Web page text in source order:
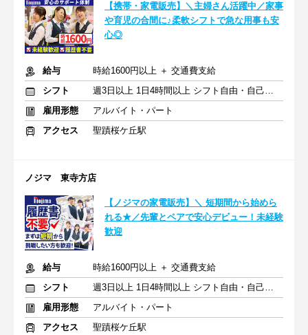
【携帯・家電販売】＼主婦さん活躍中／家事
や育児の合間に♪柔軟シフトで急な用事も安
心◎
給与
時給1600円以上 ＋ 交通費支給
シフト
週3日以上 1日4時間以上 シフト自由・自己申告
雇用形態
アルバイト・パート
アクセス
聖蹟桜ケ丘駅
ノジマ 東寺方店
【ノジマの家電販売】＼ 短期間から始めら
れる★／先輩とペアで安心デビュー！未経験
歓迎
給与
時給1600円以上 ＋ 交通費支給
シフト
週3日以上 1日4時間以上 シフト自由・自己申告
雇用形態
アルバイト・パート
アクセス
聖蹟桜ケ丘駅